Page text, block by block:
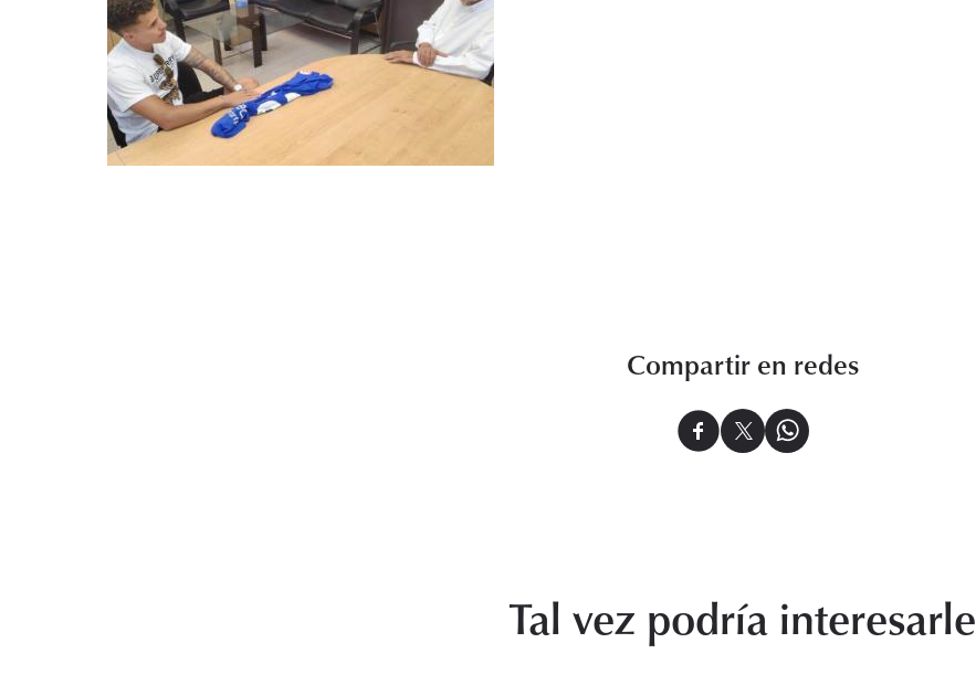
Compartir en redes
Tal vez podría interesarle